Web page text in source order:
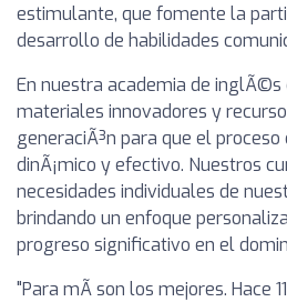
estimulante, que fomente la
desarrollo de habilidades
En nuestra academia de inglÃ©s
materiales innovadores y
generaciÃ³n para que el proceso
dinÃ¡mico y efectivo. Nuestros
necesidades individuales de
brindando un enfoque
progreso significativo en el
"Para mÃ­ son los mejores. Hace